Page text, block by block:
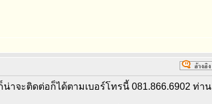
จะติดต่อก็ได้ตามเบอร์โทรนี้ 081.866.6902 ท่าน